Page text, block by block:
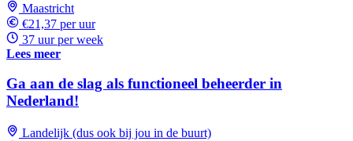
Maastricht
€21,37 per uur
37 uur per week
Lees meer
Ga aan de slag als functioneel beheerder in
Nederland!
Landelijk (dus ook bij jou in de buurt)